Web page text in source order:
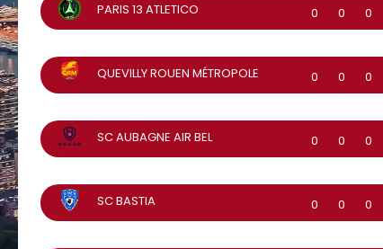
PARIS 13 ATLETICO 0 0 0
QUEVILLY ROUEN MÉTROPOLE 0 0 0
SC AUBAGNE AIR BEL 0 0 0
SC BASTIA 0 0 0